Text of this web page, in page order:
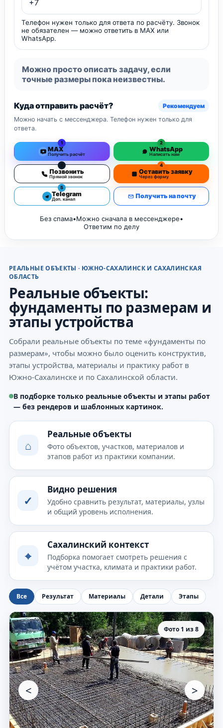
Телефон нужен только для ответа по расчёту. Звонок
не обязателен — можно ответить в MAX или
WhatsApp.
Можно просто описать задачу, если
точные размеры пока неизвестны.
Куда отправить расчёт?
Рекомендуем
Можно начать с мессенджера. Телефон нужен только для
ответа.
1
MAX
Получить расчёт
2
WhatsApp
Написать нам
3
Позвонить
Прямой звонок
4
Оставить заявку
Через форму
5
Telegram
Доп. канал Получить на почту
Без спама•Можно сначала в мессенджере•
Ответим по делу
РЕАЛЬНЫЕ ОБЪЕКТЫ · ЮЖНО-САХАЛИНСК И САХАЛИНСКАЯ
ОБЛАСТЬ
Реальные объекты:
фундаменты по размерам и
этапы устройства
Собрали реальные объекты по теме «фундаменты по
размерам», чтобы можно было оценить конструктив,
этапы устройства, материалы и практику работ в
Южно-Сахалинске и по Сахалинской области.
В подборке только реальные объекты и этапы работ
— без рендеров и шаблонных картинок.
⌂
Реальные объекты
Фото объектов, участков, материалов и
этапов работ из практики компании.
✓
Видно решения
Удобно сравнить результат, материалы, узлы
и общий уровень исполнения.
⌖
Сахалинский контекст
Подборка помогает смотреть решения с
учётом участка, климата и практики работ.
Все Результат Материалы Детали Этапы
Фото 1 из 8
< >